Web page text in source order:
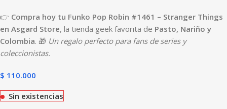
👉 Compra hoy tu Funko Pop Robin #1461 – Stranger Things
en Asgard Store, la tienda geek favorita de Pasto, Nariño y
Colombia. 🎁 Un regalo perfecto para fans de series y
coleccionistas.
$ 110.000
Sin existencias